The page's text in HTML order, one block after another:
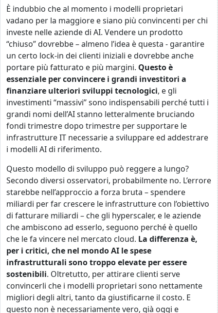
È indubbio che al momento i modelli proprietari
vadano per la maggiore e siano più convincenti per chi
investe nelle aziende di AI. Vendere un prodotto
“chiuso” dovrebbe – almeno l’idea è questa - garantire
un certo lock-in dei clienti iniziali e dovrebbe anche
portare più fatturato e più margini. Questo è
essenziale per convincere i grandi investitori a
finanziare ulteriori sviluppi tecnologici, e gli
investimenti “massivi” sono indispensabili perché tutti i
grandi nomi dell’AI stanno letteralmente bruciando
fondi trimestre dopo trimestre per supportare le
infrastrutture IT necessarie a sviluppare ed addestrare
i modelli AI di riferimento.
Questo modello di sviluppo può reggere a lungo?
Secondo diversi osservatori, probabilmente no. L’errore
starebbe nell’approccio a forza bruta – spendere
miliardi per far crescere le infrastrutture con l’obiettivo
di fatturare miliardi – che gli hyperscaler, e le aziende
che ambiscono ad esserlo, seguono perché è quello
che le fa vincere nel mercato cloud. La differenza è,
per i critici, che nel mondo AI le spese
infrastrutturali sono troppo elevate per essere
sostenibili. Oltretutto, per attirare clienti serve
convincerli che i modelli proprietari sono nettamente
migliori degli altri, tanto da giustificarne il costo. E
questo non è necessariamente vero, già oggi e